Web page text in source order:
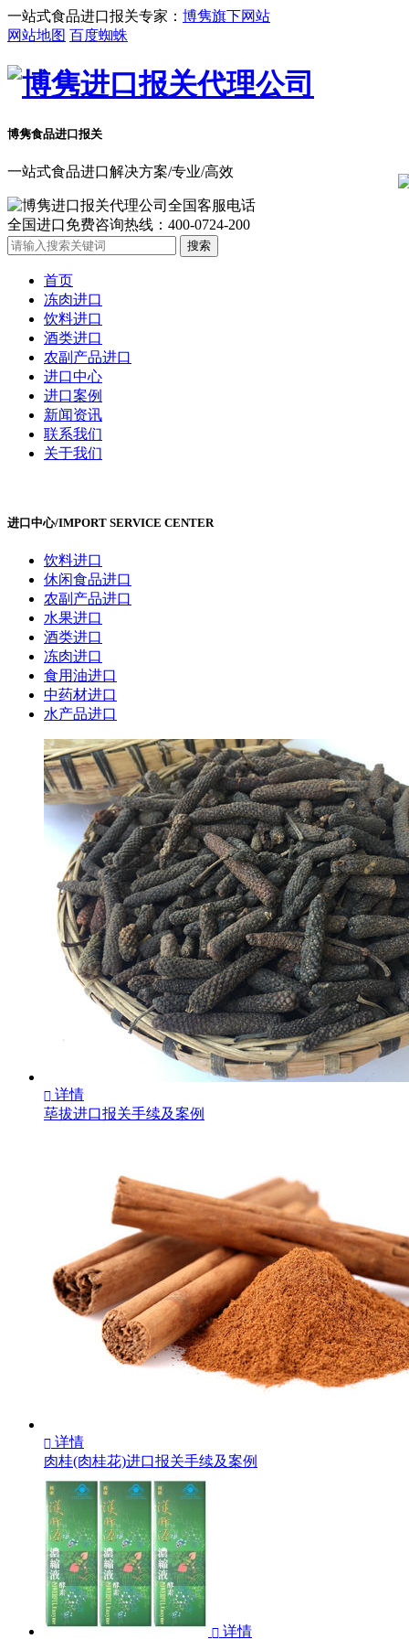
一站式食品进口报关专家： 博隽旗下网站
网站地图 百度蜘蛛
博隽食品进口报关
一站式食品进口解决方案/专业/高效
全国进口免费咨询热线： 400-0724-200
首页
冻肉进口
饮料进口
酒类进口
农副产品进口
进口中心
进口案例
新闻资讯
联系我们
关于我们
进口中心/IMPORT SERVICE CENTER
饮料进口
休闲食品进口
农副产品进口
水果进口
酒类进口
冻肉进口
食用油进口
中药材进口
水产品进口
 详情
荜拔进口报关手续及案例
 详情
肉桂(肉桂花)进口报关手续及案例
 详情